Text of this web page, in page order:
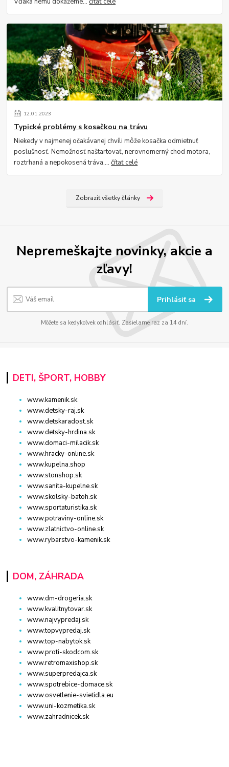
12.01.2023
Typické problémy s kosačkou na trávu
Niekedy v najmenej očakávanej chvíli môže kosačka odmietnuť
poslušnosť. Nemožnosť naštartovať, nerovnomerný chod motora,
roztrhaná a nepokosená tráva,...čítať celé
Zobraziť všetky články
Nepremeškajte novinky, akcie a
zľavy!
Prihlásiť sa
Môžete sa kedykoľvek odhlásiť. Zasielame raz za 14 dní.
DETI, ŠPORT, HOBBY
www.kamenik.sk
www.detsky-raj.sk
www.detskaradost.sk
www.detsky-hrdina.sk
www.domaci-milacik.sk
www.hracky-online.sk
www.kupelna.shop
www.stonshop.sk
www.sanita-kupelne.sk
www.skolsky-batoh.sk
www.sportaturistika.sk
www.potraviny-online.sk
www.zlatnictvo-online.sk
www.rybarstvo-kamenik.sk
DOM, ZÁHRADA
www.dm-drogeria.sk
www.kvalitnytovar.sk
www.najvypredaj.sk
www.topvypredaj.sk
www.top-nabytok.sk
www.proti-skodcom.sk
www.retromaxishop.sk
www.superpredajca.sk
www.spotrebice-domace.sk
www.osvetlenie-svietidla.eu
www.uni-kozmetika.sk
www.zahradnicek.sk